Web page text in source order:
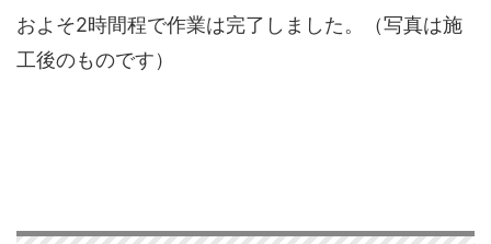
およそ2時間程で作業は完了しました。（写真は施
工後のものです）